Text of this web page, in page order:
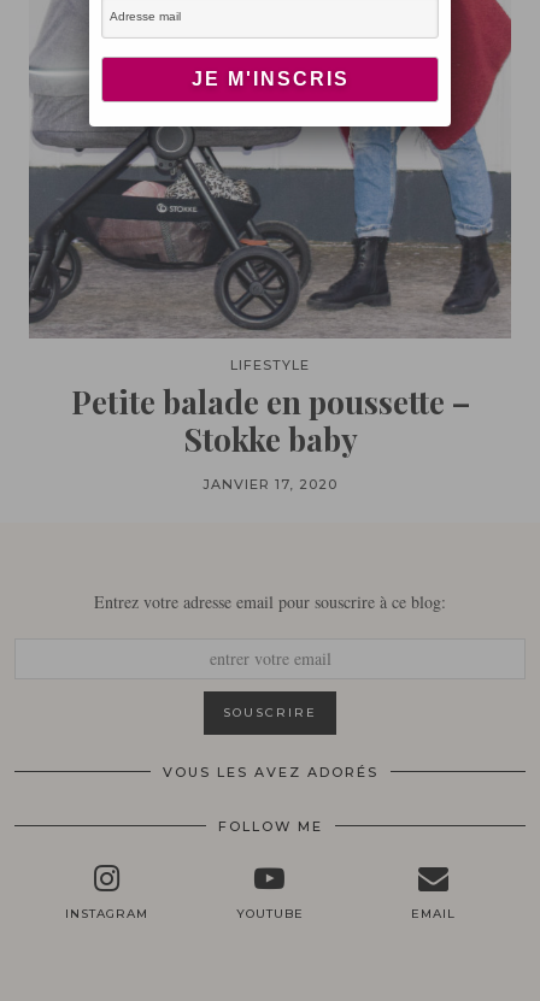
LIFESTYLE
Petite balade en poussette –
Stokke baby
JANVIER 17, 2020
Entrez votre adresse email pour souscrire à ce blog:
VOUS LES AVEZ ADORÉS
FOLLOW ME
INSTAGRAM YOUTUBE EMAIL